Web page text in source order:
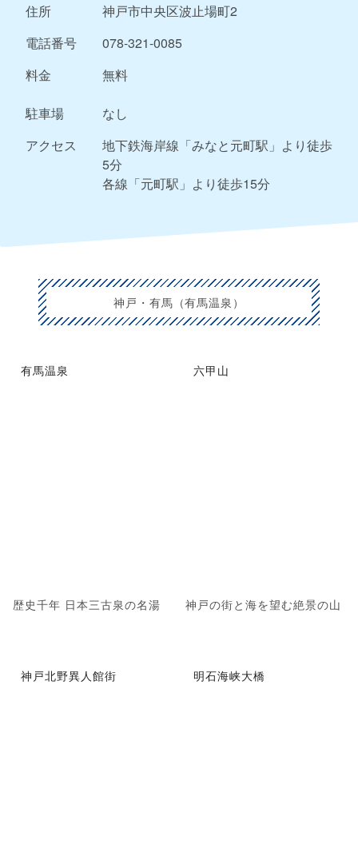
住所
神戸市中央区波止場町2
電話番号
078-321-0085
料金
無料
駐車場
なし
アクセス
地下鉄海岸線「みなと元町駅」より徒歩
5分
各線「元町駅」より徒歩15分
神戸・有馬（有馬温泉）
有馬温泉
歴史千年 日本三古泉の名湯
六甲山
神戸の街と海を望む絶景の山
神戸北野異人館街 明石海峡大橋